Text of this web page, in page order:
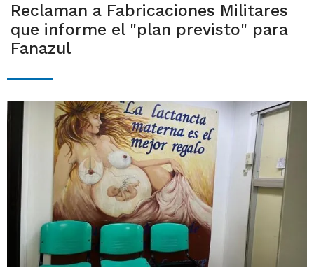
Reclaman a Fabricaciones Militares
que informe el "plan previsto" para
Fanazul